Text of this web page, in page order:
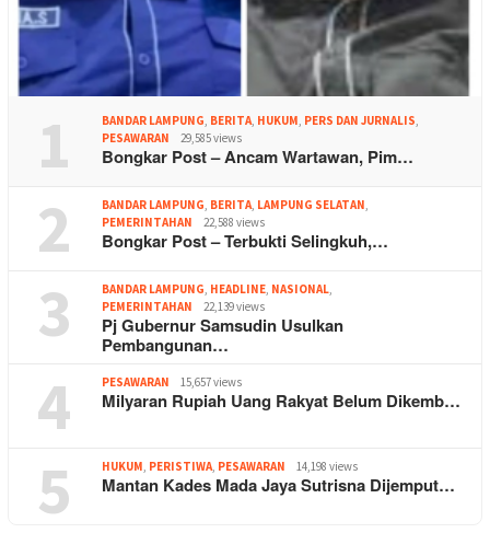
1 BANDAR LAMPUNG, BERITA, HUKUM, PERS DAN JURNALIS,
PESAWARAN
29,585 views
Bongkar Post – Ancam Wartawan, Pim…
2 BANDAR LAMPUNG, BERITA, LAMPUNG SELATAN,
PEMERINTAHAN
22,588 views
Bongkar Post – Terbukti Selingkuh,…
3 BANDAR LAMPUNG, HEADLINE, NASIONAL,
PEMERINTAHAN
22,139 views
Pj Gubernur Samsudin Usulkan
Pembangunan…
4 PESAWARAN 15,657 views
Milyaran Rupiah Uang Rakyat Belum Dikemb…
5 HUKUM, PERISTIWA, PESAWARAN 14,198 views
Mantan Kades Mada Jaya Sutrisna Dijemput…